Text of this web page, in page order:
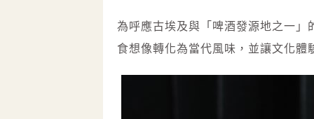
為呼應古埃及與「啤酒發源地之一
食想像轉化為當代風味，並讓文化